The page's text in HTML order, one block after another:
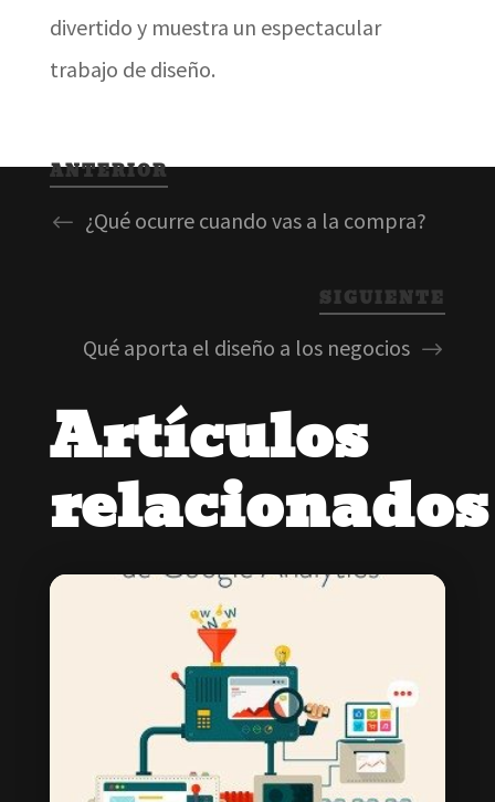
divertido y muestra un espectacular
trabajo de diseño.
ANTERIOR
¿Qué ocurre cuando vas a la compra?
SIGUIENTE
Qué aporta el diseño a los negocios
Artículos
relacionados